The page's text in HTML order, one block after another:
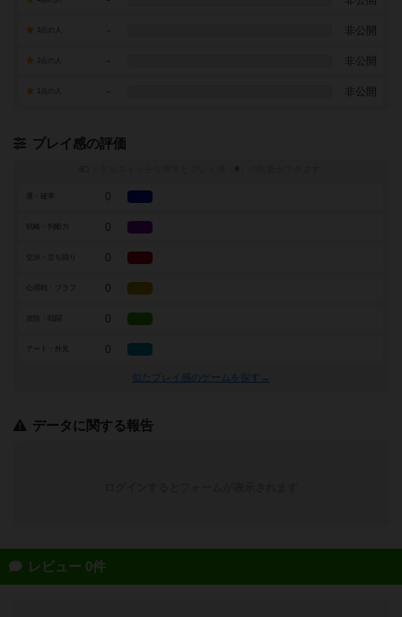
- 非公開
- 非公開
- 非公開
プレイ感の評価
※
0
戦略・判断力 0
0
0
0
アート・外見 0
似たプレイ感のゲームを探す→
データに関する報告
レビュー 0件